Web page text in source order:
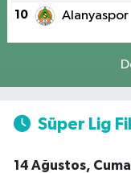
10 Alanyaspor
Süper Lig
14 Ağustos, Cuma